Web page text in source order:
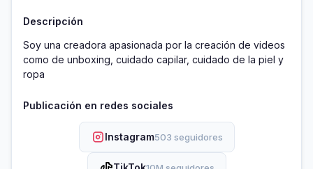
Descripción
Soy una creadora apasionada por la creación de videos
como de unboxing, cuidado capilar, cuidado de la piel y
ropa
Publicación en redes sociales
Instagram503 seguidores